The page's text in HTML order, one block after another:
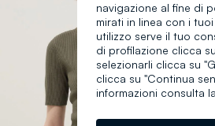
navigazione al fine di
mirati in linea con i
utilizzo serve il tuo
di profilazione clicca
selezionarli clicca su
clicca su "Continua
informazioni consulta